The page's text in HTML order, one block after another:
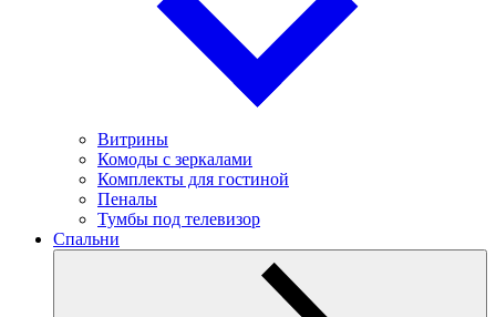
Витрины
Комоды с зеркалами
Комплекты для гостиной
Пеналы
Тумбы под телевизор
Спальни